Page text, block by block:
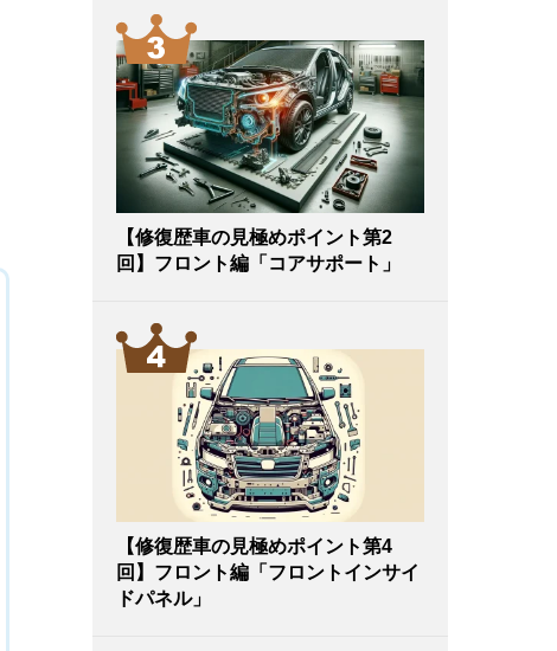
【修復歴車の見極めポイント第2
回】フロント編「コアサポート」
【修復歴車の見極めポイント第4
回】フロント編「フロントインサイ
ドパネル」